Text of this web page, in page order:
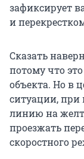
зафиксирует
и
Сказать
потому что
объекта. Но в
ситуации, при
линию на
проезжать
скоростного